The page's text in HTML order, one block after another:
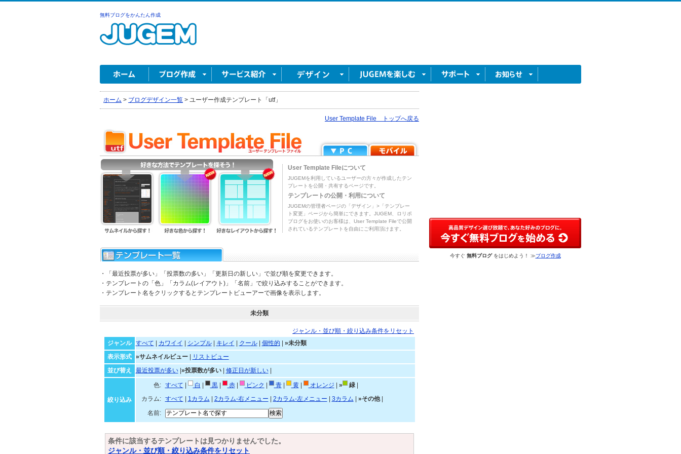
無料ブログをかんたん作成
ホーム > ブログデザイン一覧 > ユーザー作成テンプレート「utf」
User Template File トップへ戻る
User Template Fileについて
JUGEMを利用しているユーザーの方々が作成したテン
プレートを公開・共有するページです。
テンプレートの公開・利用について
JUGEMの管理者ページの「デザイン」>「テンプレー
ト変更」ページから簡単にできます。JUGEM、ロリポ
ブログをお使いのお客様は、User Template Fileで公開
されているテンプレートを自由にご利用頂けます。
・「最近投票が多い」「投票数の多い」「更新日の新しい」で並び順を変更できます。
・テンプレートの「色」「カラム(レイアウト)」「名前」で絞り込みすることができます。
・テンプレート名をクリックするとテンプレートビューアーで画像を表示します。
未分類
ジャンル・並び順・絞り込み条件をリセット
ジャンル
すべて カワイイ シンプル| キレイ クール| 個性的
»未分類
表示形式
»サムネイルビュー|
リストビュー
並び替え
最近投票が多い| »投票数が多い| 修正日が新しい|
絞り込み
色: すべて 白 黒| 赤| ピンク 青| 黄| オレンジ » 緑|
カラム:
すべて 1カラム 2カラム-右メニュー 2カラム-左メニュー 3カラム »その他|
名前:
条件に該当するテンプレートは見つかりませんでした。
ジャンル・並び順・絞り込み条件をリセット
今すぐ 無料ブログをはじめよう！ ≫ブログ作成